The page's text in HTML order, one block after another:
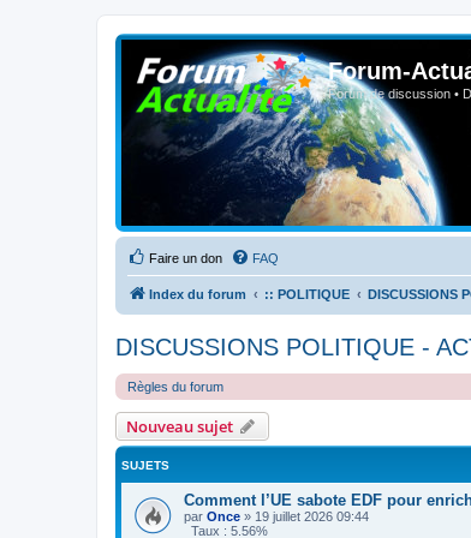
Forum-
Forum de discussion •
Faire un don FAQ
Index du forum :: POLITIQUE DISCUSSIONS
DISCUSSIONS POLITIQUE -
Règles du forum
Nouveau sujet
SUJETS
Comment l’UE sabote EDF pour
par Once » 19 juillet 2026 09:44
Taux : 5.56%